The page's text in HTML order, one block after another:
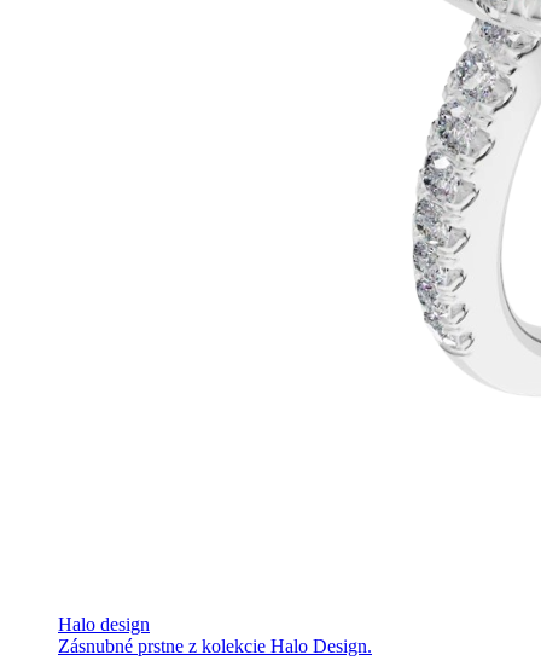
Halo design
Zásnubné prstne z kolekcie Halo Design.